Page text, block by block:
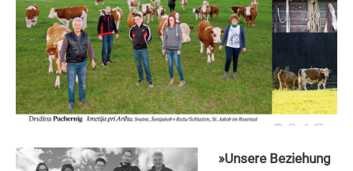
»Unsere Beziehung